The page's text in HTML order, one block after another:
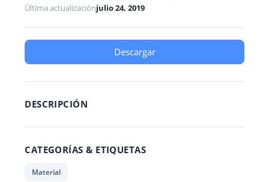
Última actualizaciónjulio 24, 2019
Descargar
DESCRIPCIÓN
CATEGORÍAS & ETIQUETAS
Material